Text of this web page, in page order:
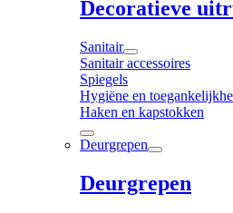
Decoratieve
Sanitair
Sanitair accessoires
Spiegels
Hygiëne en
Haken en kapstokken
Deurgrepen
Deurgrepen